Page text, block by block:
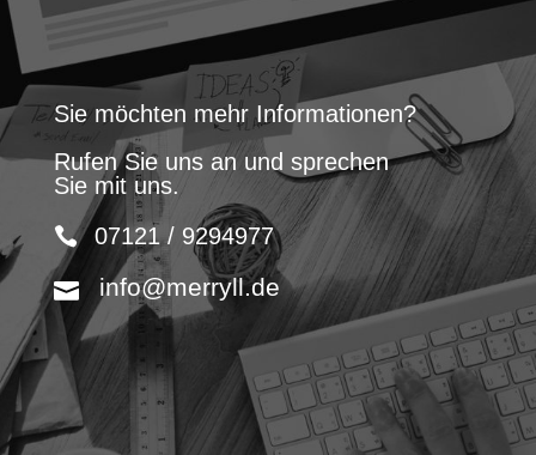
Sie möchten mehr Informationen?
Rufen Sie uns an und sprechen
Sie mit uns.
07121 / 9294977
info@merryll.de